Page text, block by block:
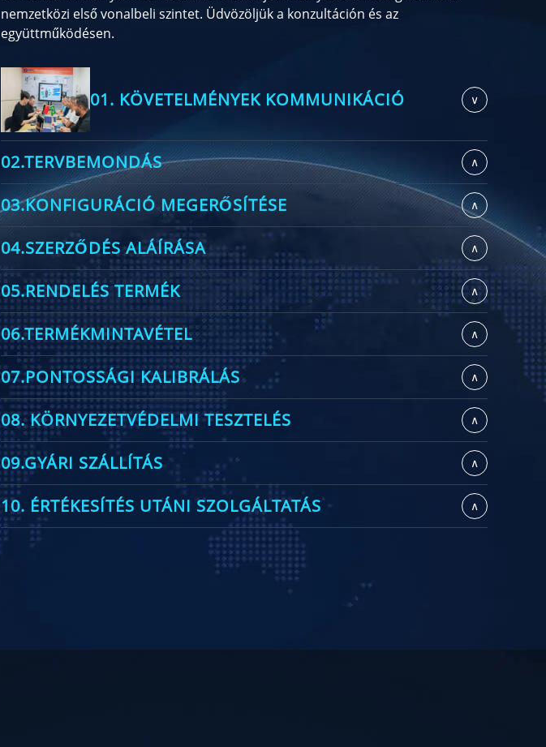
nemzetközi első vonalbeli szintet. Üdvözöljük a konzultáción és az
együttműködésen.
01. KÖVETELMÉNYEK KOMMUNIKÁCIÓ ∨
02.TERVBEMONDÁS ∧
03.KONFIGURÁCIÓ MEGERŐSÍTÉSE ∧
04.SZERZŐDÉS ALÁÍRÁSA ∧
05.RENDELÉS TERMÉK ∧
06.TERMÉKMINTAVÉTEL ∧
07.PONTOSSÁGI KALIBRÁLÁS ∧
08. KÖRNYEZETVÉDELMI TESZTELÉS ∧
09.GYÁRI SZÁLLÍTÁS ∧
10. ÉRTÉKESÍTÉS UTÁNI SZOLGÁLTATÁS ∧